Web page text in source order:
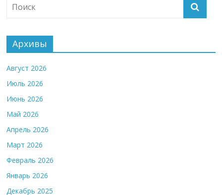
Архивы
Август 2026
Июль 2026
Июнь 2026
Май 2026
Апрель 2026
Март 2026
Февраль 2026
Январь 2026
Декабрь 2025